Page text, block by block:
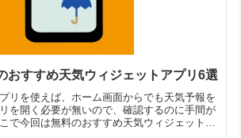
おすすめ天気ウィジェットアプリ6選
リを使えば、ホーム画面からでも天気予報を
を開く必要が無いので、確認するのに手間が
で今回は無料のおすすめ天気ウィジェットア